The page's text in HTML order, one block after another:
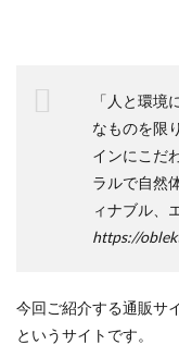
「人と環
なものを限
インにこだ
ラルで自然
ィナブル、
https://
今回ご紹介する通販サ
というサイトです。